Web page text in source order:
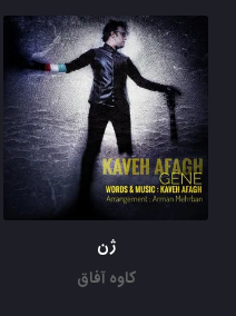
ژن
کاوه آفاق